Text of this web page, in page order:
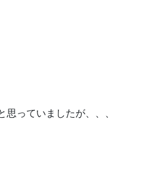
っていましたが、、、